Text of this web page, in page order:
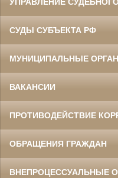
СУДЫ СУБЪЕКТА РФ
МУНИЦИПАЛЬНЫЕ
ВАКАНСИИ
ПРОТИВОДЕЙСТВИЕ
ОБРАЩЕНИЯ ГРАЖДАН
ВНЕПРОЦЕССУАЛЬНЫЕ